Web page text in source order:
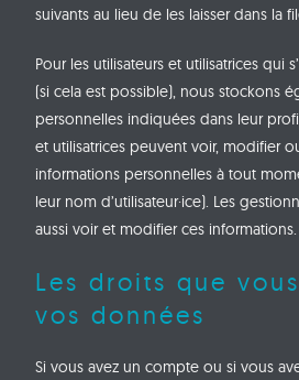
suivants au lieu de les laisser dans la
Pour les utilisateurs et utilisatrices qui
(si cela est possible), nous stockons
personnelles indiquées dans leur
et utilisatrices peuvent voir, modifier
informations personnelles à tout
leur nom d’utilisateur·ice). Les
aussi voir et modifier ces informations.
Les droits que
vos données
Si vous avez un compte ou si vous